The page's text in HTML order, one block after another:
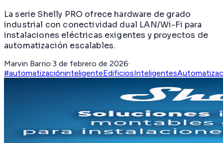
La serie Shelly PRO ofrece hardware de grado
industrial con conectividad dual LAN/Wi-Fi para
instalaciones eléctricas exigentes y proyectos de
automatización escalables.
Marvin Barrio·3 de febrero de 2026·
#automatizacióninteligenteEdificiosInteligentes